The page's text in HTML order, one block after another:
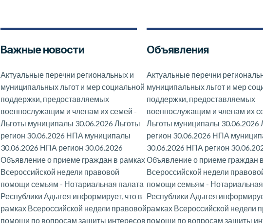
Важные новости
Актуальные перечни региональных и
муниципальных льгот и мер социальной
поддержки, предоставляемых
военнослужащим и членам их семей -
Льготы муниципалы 30.06.2026 Льготы
регион 30.06.2026 НПА муниципалы
30.06.2026 НПА регион 30.06.2026
Объявление о приеме граждан в рамках
Всероссийской недели правовой
помощи семьям - Нотариальная палата
Республики Адыгея информирует, что в
рамках Всероссийской недели правовой
помощи по вопросам защиты интересов
Объявления
Актуальные перечни
муниципальных льгот и мер
поддержки, предоставляемых
военнослужащим и членам их
Льготы муниципалы 30.06.2026
регион 30.06.2026 НПА
30.06.2026 НПА регион
Объявление о приеме граждан
Всероссийской недели
помощи семьям -
Республики Адыгея
рамках Всероссийской недели
помощи по вопросам защиты